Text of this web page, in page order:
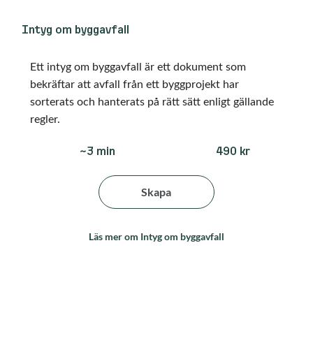
Intyg om byggavfall
Ett intyg om byggavfall är ett dokument som
bekräftar att avfall från ett byggprojekt har
sorterats och hanterats på rätt sätt enligt gällande
regler.
~3 min
Skapa
490 kr
Läs mer om Intyg om byggavfall